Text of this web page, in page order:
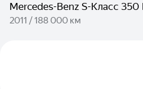
2011 / 188 000 км